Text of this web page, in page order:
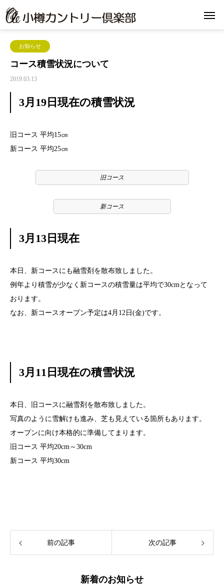
お知らせ
コース積雪状況について
2019.03.13
3月19日現在の積雪状況
旧コース 平均15㎝
新コース 平均25㎝
旧コース
新コース
3月13日現在
本日、新コースにも融雪剤を散布致しました。
例年より積雪が少なく新コースの積雪量は平均で30cmとなって
おります。
なお、新コースオープン予定は4月12日(金)です。
3月11日現在の積雪状況
本日、旧コースに融雪剤を散布致しました。
写真のように雪解けも進み、芝も見えている箇所もあります。
オープンに向け本格的に準備してまります。
旧コース 平均20cm～30cm
新コース 平均30cm
前の記事 次の記事
新着のお知らせ